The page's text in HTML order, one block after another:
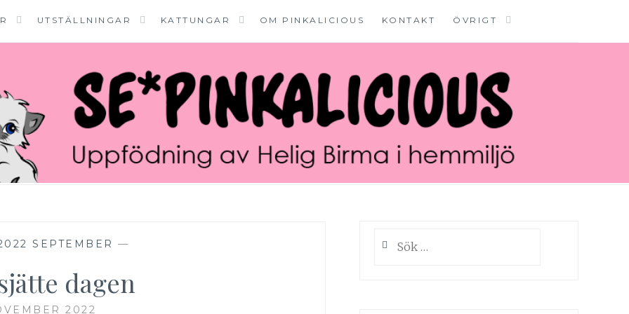
UTSTÄLLNINGAR KATTUNGAR OM PINKALICIOUS KONTAKT ÖVRIGT
SEPTEMBER —
dagen
2022
efter: